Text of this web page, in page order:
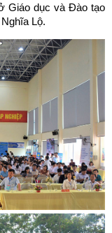
Giáo dục và Đào tạo
Lộ.